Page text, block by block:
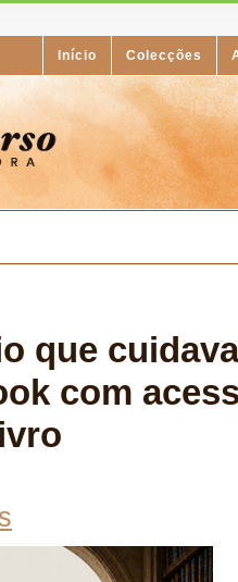
Início Colecções
que
com